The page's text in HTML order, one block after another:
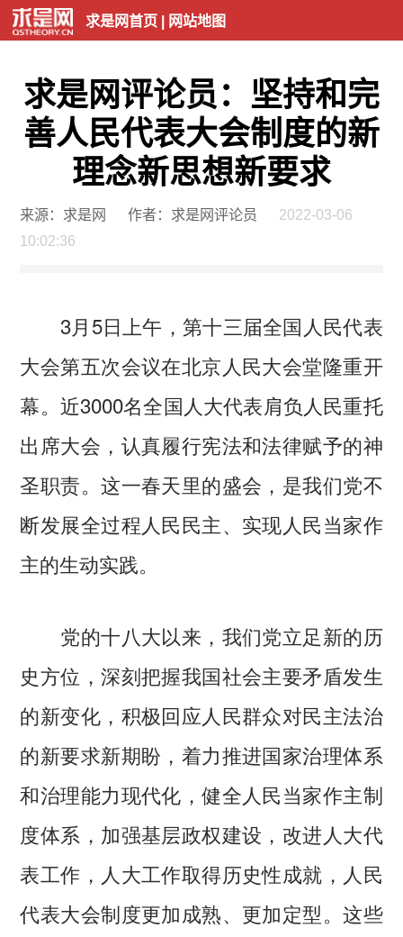
求是网首页| 网站地图
求是网评论员：坚持和完
善人民代表大会制度的新
理念新思想新要求
来源：求是网 作者：求是网评论员
2022-03-06
10:02:36
3月5日上午，第十三届全国人民代表
大会第五次会议在北京人民大会堂隆重开
幕。近3000名全国人大代表肩负人民重托
出席大会，认真履行宪法和法律赋予的神
圣职责。这一春天里的盛会，是我们党不
断发展全过程人民民主、实现人民当家作
主的生动实践。
党的十八大以来，我们党立足新的历
史方位，深刻把握我国社会主要矛盾发生
的新变化，积极回应人民群众对民主法治
的新要求新期盼，着力推进国家治理体系
和治理能力现代化，健全人民当家作主制
度体系，加强基层政权建设，改进人大代
表工作，人大工作取得历史性成就，人民
代表大会制度更加成熟、更加定型。这些